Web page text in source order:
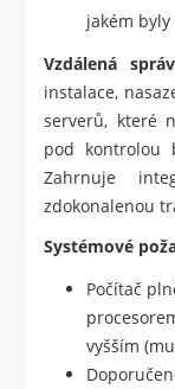
jakém
Vzdálená
instalace,
serverů, které
pod kontrolou
Zahrnuje
zdokonalenou
Systémové
Počítač
vyšším